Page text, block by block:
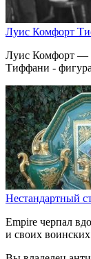
Луис Комфорт
Луис Комфорт —
Тиффани - фигура
Нестандартный
Empire черпал
и своих воинских